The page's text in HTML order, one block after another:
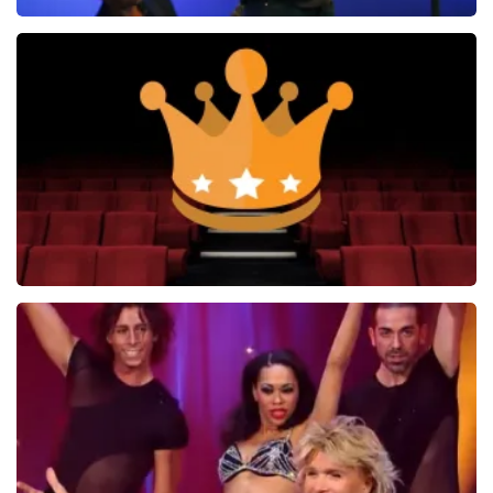
274+ reviews
BEKIJKEN
Soldaat van Oranje
6648+ reviews
BEKIJKEN